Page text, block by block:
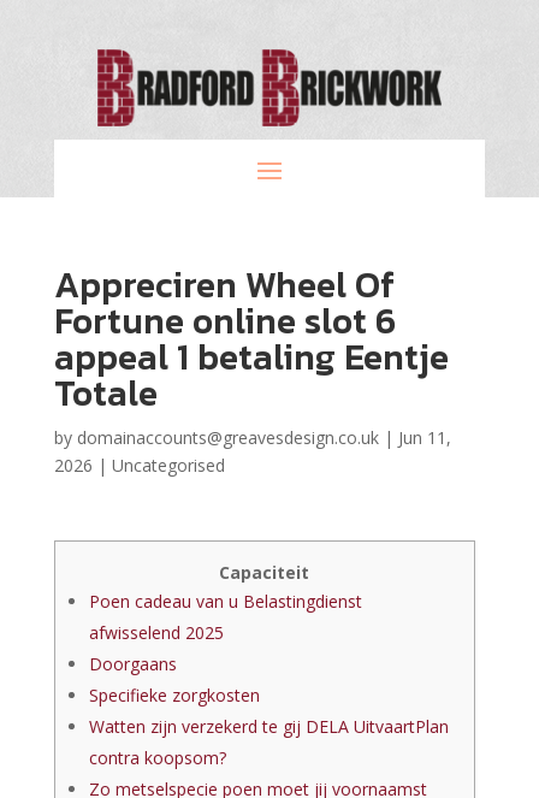
Appreciren Wheel Of
Fortune online slot 6
appeal 1 betaling Eentje
Totale
by domainaccounts@greavesdesign.co.uk| Jun 11,
2026 | Uncategorised
Capaciteit
Poen cadeau van u Belastingdienst
afwisselend 2025
Doorgaans
Specifieke zorgkosten
Watten zijn verzekerd te gij DELA UitvaartPlan
contra koopsom?
Zo metselspecie poen moet jij voornaamst